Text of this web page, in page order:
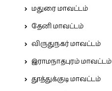
மதுரை மாவட்டம்
தேனி மாவட்டம்
விருதுநகர் மாவட்டம்
இராமநாதபுரம் மாவட்டம்
தூத்துக்குடி மாவட்டம்